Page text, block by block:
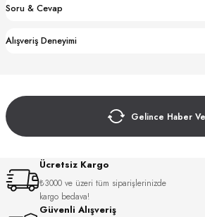
Soru & Cevap
Alışveriş Deneyimi
Gelince Haber
Ücretsiz Kargo
₺3000 ve üzeri tüm siparişlerinizde
kargo bedava!
Güvenli Alışveriş